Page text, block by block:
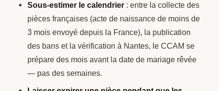
Sous-estimer le calendrier : entre la collecte des
pièces françaises (acte de naissance de moins de
3 mois envoyé depuis la France), la publication
des bans et la vérification à Nantes, le CCAM se
prépare des mois avant la date de mariage rêvée
— pas des semaines.